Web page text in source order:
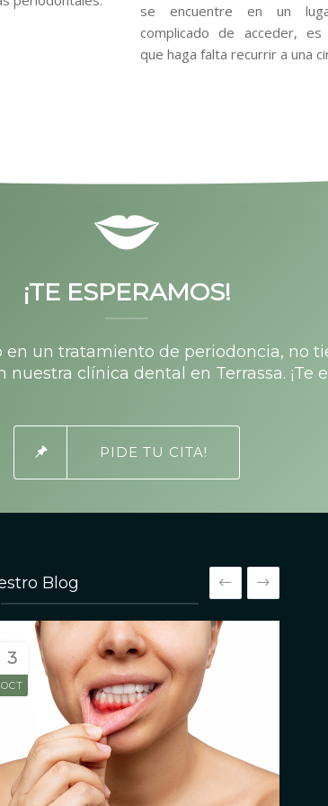
se encuentre en un
complicado de acceder, es
que haga falta recurrir a una
¡TE ESPERAMOS!
en un tratamiento de periodoncia, no
clínica dental en Terrassa. ¡Te
PIDE TU CITA!
Blog
3
OCT